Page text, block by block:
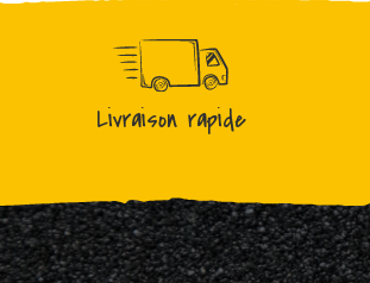
Livraison rapide